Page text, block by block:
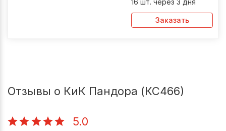
Заказать
Отзывы о КиК Пандора (КС466)
5.0